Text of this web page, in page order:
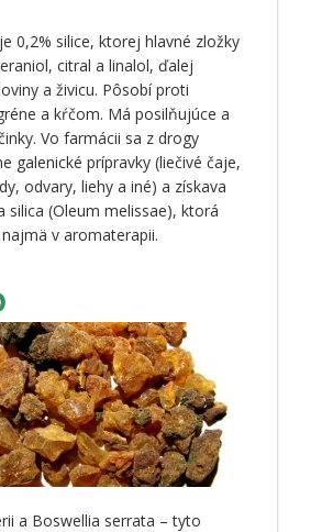
0,2% silice, ktorej hlavné zložky
citral a linalol, ďalej
a živicu. Pôsobí proti
a kŕčom. Má posilňujúce a
Vo farmácii sa z drogy
galenické prípravky (liečivé čaje,
odvary, liehy a iné) a získava
silica (Oleum melissae), ktorá
v aromaterapii.
a Boswellia serrata – tyto